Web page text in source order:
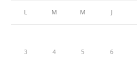
L M M J
3 4 5 6